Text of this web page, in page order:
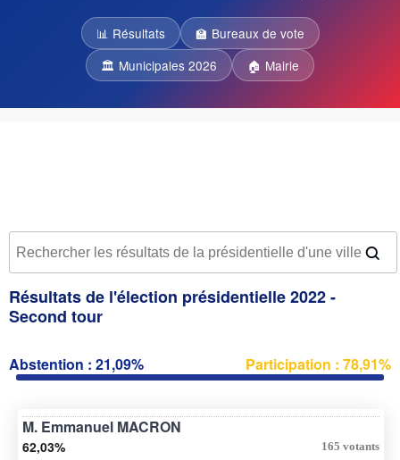
📊 Résultats
🏫 Bureaux de vote
🏛 Municipales 2026
🏠 Mairie
Résultats de l'élection présidentielle 2022 -
Second tour
Abstention : 21,09% Participation : 78,91%
M. Emmanuel MACRON
62,03% 165 votants